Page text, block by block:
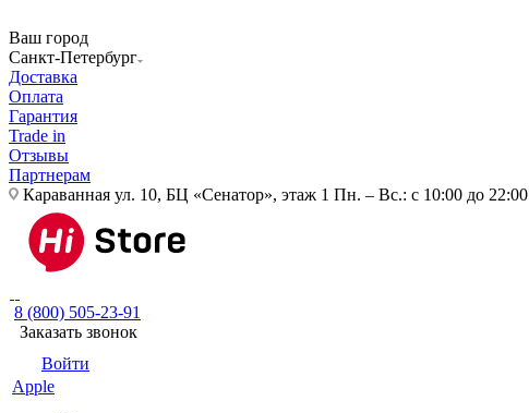
Ваш город
Санкт-Петербург
Доставка
Оплата
Гарантия
Trade in
Отзывы
Партнерам
Караванная ул. 10, БЦ «Сенатор», этаж 1 Пн. – Вс.: с 10:00 до 22:00
8 (800) 505-23-91
Заказать звонок
Войти
Apple